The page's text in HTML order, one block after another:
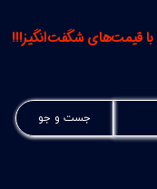
جست و جو
با قیمت‌های شگفت‌انگیز!!!